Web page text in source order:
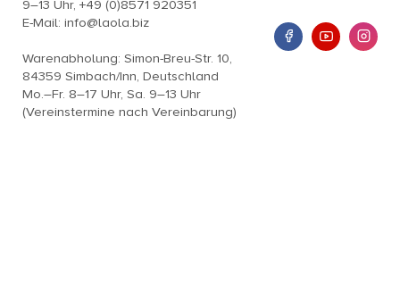
9–13 Uhr, +49 (0)8571 920351
E-Mail: info@laola.biz
Warenabholung: Simon-Breu-Str. 10,
84359 Simbach/Inn, Deutschland
Mo.–Fr. 8–17 Uhr, Sa. 9–13 Uhr
(Vereinstermine nach Vereinbarung)